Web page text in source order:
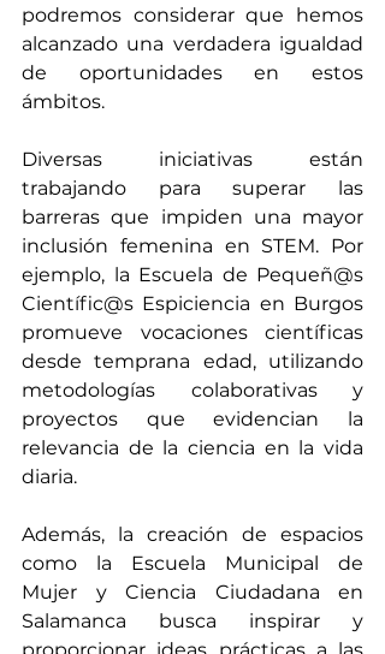
podremos considerar que hemos
alcanzado una verdadera igualdad
de oportunidades en estos
ámbitos.​
Diversas iniciativas están
trabajando para superar las
barreras que impiden una mayor
inclusión femenina en STEM. Por
ejemplo, la Escuela de Pequeñ@s
Científic@s Espiciencia en Burgos
promueve vocaciones científicas
desde temprana edad, utilizando
metodologías colaborativas y
proyectos que evidencian la
relevancia de la ciencia en la vida
diaria.
Además, la creación de espacios
como la Escuela Municipal de
Mujer y Ciencia Ciudadana en
Salamanca busca inspirar y